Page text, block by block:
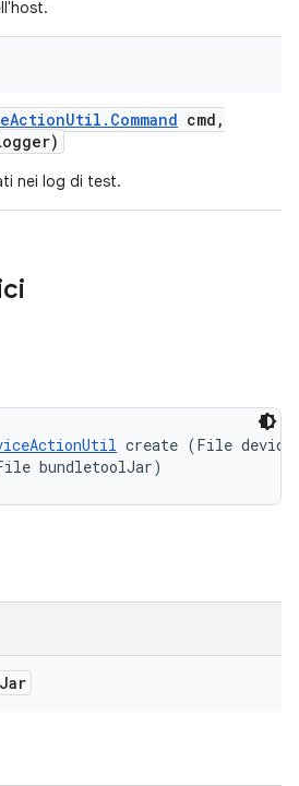
ActionUtil . Command cmd ,
nei log di test.
create (File
bundletoolJar)
Jar